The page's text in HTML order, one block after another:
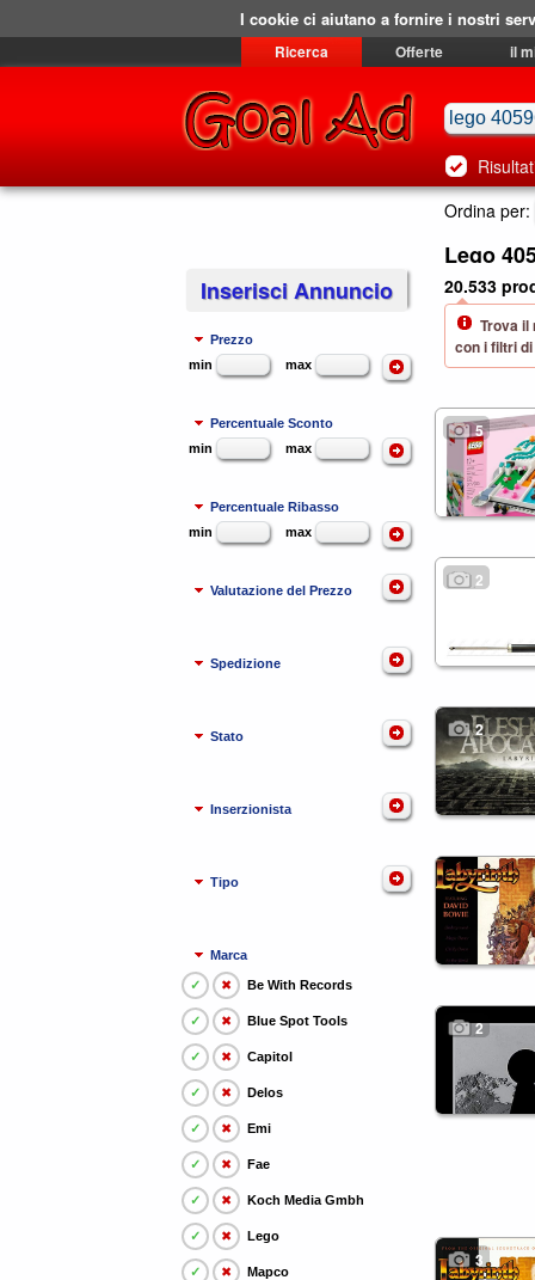
Ricerca Offerte il
Ordina per:
Lego
Trova il
con i filtri
20.533
Inserisci Annuncio
Prezzo
min
max
Percentuale Sconto
min
max
Percentuale Ribasso
min
max
Valutazione del Prezzo
Spedizione
Stato
Inserzionista
Tipo
Marca
✓ ✖ Be With Records
✓ ✖ Blue Spot Tools
✓ ✖ Capitol
✓ ✖ Delos
✓ ✖ Emi
✓ ✖ Fae
✓ ✖ Koch Media Gmbh
✓ ✖ Lego
✓ ✖ Mapco
5
2
2
2
3
I cookie ci aiutano a fornire i nostri